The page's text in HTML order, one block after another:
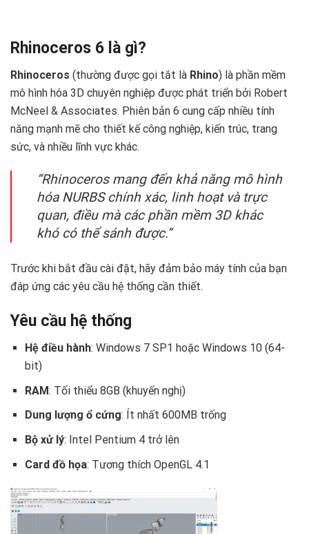
Rhinoceros 6 là gì?
Rhinoceros (thường được gọi tắt là Rhino) là phần mềm
mô hình hóa 3D chuyên nghiệp được phát triển bởi Robert
McNeel & Associates. Phiên bản 6 cung cấp nhiều tính
năng mạnh mẽ cho thiết kế công nghiệp, kiến trúc, trang
sức, và nhiều lĩnh vực khác.
“Rhinoceros mang đến khả năng mô hình
hóa NURBS chính xác, linh hoạt và trực
quan, điều mà các phần mềm 3D khác
khó có thể sánh được.”
Trước khi bắt đầu cài đặt, hãy đảm bảo máy tính của bạn
đáp ứng các yêu cầu hệ thống cần thiết.
Yêu cầu hệ thống ️
Hệ điều hành: Windows 7 SP1 hoặc Windows 10 (64-
bit)
RAM: Tối thiểu 8GB (khuyến nghị)
Dung lượng ổ cứng: Ít nhất 600MB trống
Bộ xử lý: Intel Pentium 4 trở lên
Card đồ họa: Tương thích OpenGL 4.1